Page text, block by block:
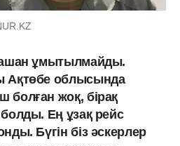
ұмытылмайды.
Ақтөбе облысында
жоқ, бірақ
Ең ұзақ рейс
Бүгін біз әскерлер